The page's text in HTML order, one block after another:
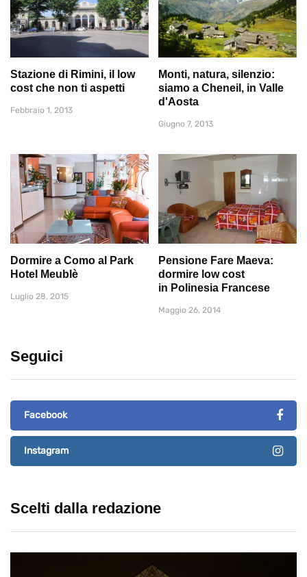
Stazione di Rimini, il low
cost che non ti aspetti
Febbraio 1, 2013
Monti, natura, silenzio:
siamo a Cheneil, in Valle
d'Aosta
Giugno 7, 2013
Dormire a Como al Park
Hotel Meublè
Luglio 28, 2015
Pensione Fare Maeva:
dormire low cost
in Polinesia Francese
Maggio 26, 2014
Seguici
Facebook
Instagram
Scelti dalla redazione